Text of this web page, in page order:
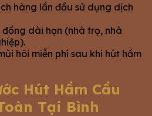
hàng lần đầu sử dụng dịch
đồng dài hạn (nhà trọ, nhà
hôi miễn phí sau khi hút hầm
Hút Hầm Cầu
Tại Bình